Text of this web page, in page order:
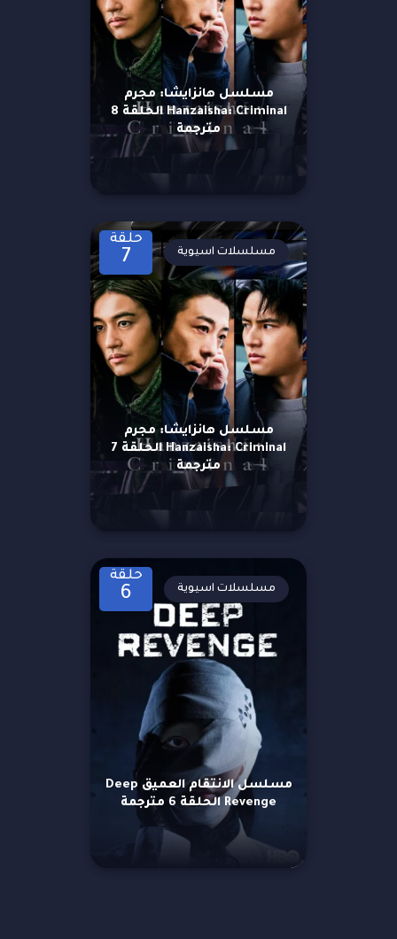
مسلسل هانزايشا: مجرم
Hanzaisha: Criminal الحلقة 8
مترجمة
حلقة
7
مسلسل هانزايشا: مجرم
Hanzaisha: Criminal الحلقة 7
مترجمة
مسلسلات اسيوية
حلقة
6
مسلسل الانتقام العميق Deep
Revenge الحلقة 6 مترجمة
مسلسلات اسيوية